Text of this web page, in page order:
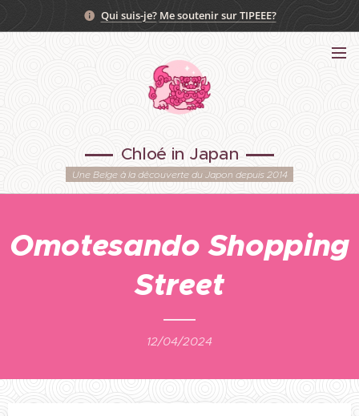
Qui suis-je? Me soutenir sur TIPEEE?
Chloé in Japan
Une Belge à la découverte du Japon depuis 2014
Omotesando Shopping
Street
12/04/2024